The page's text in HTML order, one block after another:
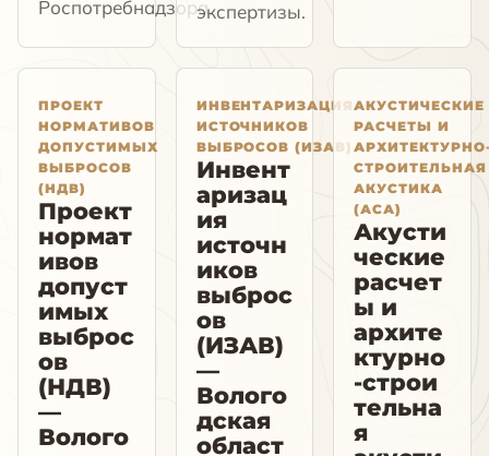
Роспотребнадзора.экспертизы.
ПРОЕКТ
НОРМАТИВОВ
ДОПУСТИМЫХ
ВЫБРОСОВ
(НДВ)
Проект
нормат
ивов
допуст
имых
выброс
ов
(НДВ)
—
Волого
ИНВЕНТАРИЗАЦИЯ
ИСТОЧНИКОВ
ВЫБРОСОВ (ИЗАВ)
Инвент
аризац
ия
источн
иков
выброс
ов
(ИЗАВ)
—
Волого
дская
област
АКУСТИЧЕСКИЕ
РАСЧЕТЫ И
СТРОИТЕЛЬНАЯ
АКУСТИКА
(АСА)
Акусти
ческие
расчет
ы и
архите
ктурно
-строи
тельна
я